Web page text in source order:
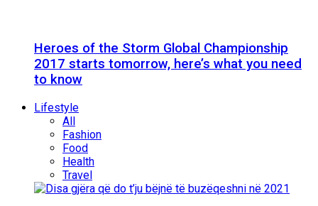
Heroes of the Storm Global Championship
2017 starts tomorrow, here’s what you need
to know
Lifestyle
All
Fashion
Food
Health
Travel